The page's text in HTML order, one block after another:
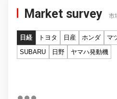
Market survey 市
日経 トヨタ 日産 ホンダ マ
SUBARU
日野 ヤマハ発動機